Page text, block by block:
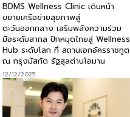
BDMS Wellness Clinic เดินหน้า
ขยายเครือข่ายสุขภาพสู่
ตะวันออกกลาง เสริมพลังความร่วม
มือระดับสากล ปักหมุดไทยสู่ Wellness
Hub ระดับโลก ที่ สถานเอกอัครราชทูต
ณ กรุงมัสกัต รัฐสุลต่านโอมาน
12/12/2025